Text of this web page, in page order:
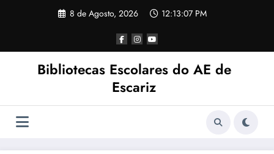
8 de Agosto, 2026 12:13:07 PM
Bibliotecas Escolares do AE de
Escariz